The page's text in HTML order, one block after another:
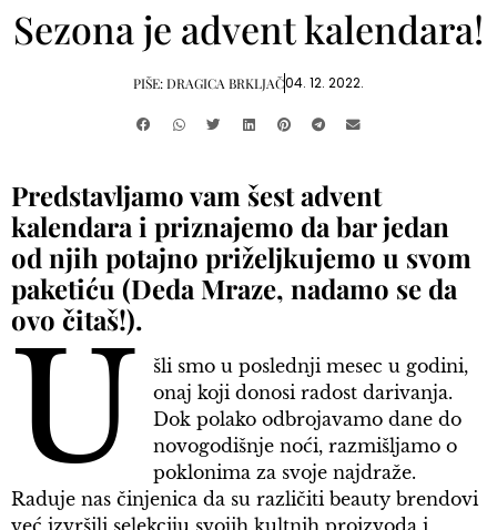
Sezona je advent kalendara!
PIŠE:DRAGICA BRKLJAČ04. 12. 2022.
Predstavljamo vam šest advent
kalendara i priznajemo da bar jedan
od njih potajno priželjkujemo u svom
paketiću (Deda Mraze, nadamo se da
ovo čitaš!).
U
šli smo u poslednji mesec u godini,
onaj koji donosi radost darivanja.
Dok polako odbrojavamo dane do
novogodišnje noći, razmišljamo o
poklonima za svoje najdraže.
Raduje nas činjenica da su različiti beauty brendovi